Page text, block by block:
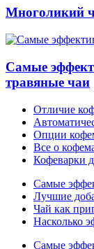
Многоликий
Самые
травяные чаи
Отличие
Опции
Все о
Кофеварки
Самые
Лучшие
Чай как
Насколько
Самые